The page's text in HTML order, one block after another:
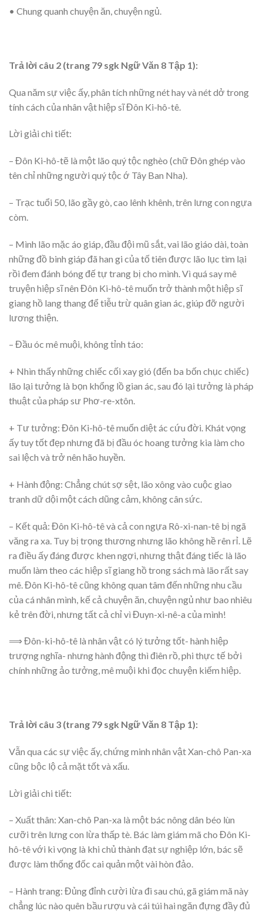
• Chung quanh chuyện ăn, chuyện ngủ.
Trả lời câu 2 (trang 79 sgk Ngữ Văn 8 Tập 1):
Qua năm sự việc ấy, phân tích những nét hay và nét dở trong
tính cách của nhân vật hiệp sĩ Đôn Ki-hô-tê.
Lời giải chi tiết:
– Đôn Ki-hô-tẽ là một lão quý tộc nghèo (chữ Đôn ghép vào
tên chỉ những người quý tộc ớ Tây Ban Nha).
– Trạc tuổi 50, lão gầy gò, cao lênh khênh, trên lưng con ngựa
còm.
– Mình lão mặc áo giáp, đầu đội mũ sắt, vai lão giáo dài, toàn
những đồ binh giáp đã han gi của tố tiên được lão lục tìm lại
rồi đem đánh bóng đế tự trang bị cho mình. Vì quá say mê
truyện hiệp sĩ nên Đôn Ki-hô-tê muốn trở thành một hiệp sĩ
giang hồ lang thang để tiễu trừ quân gian ác, giúp đỡ người
lương thiện.
– Đầu óc mê muội, không tỉnh táo:
+ Nhìn thấy những chiếc cối xay gió (đến ba bốn chục chiếc)
lão lại tưởng là bọn khổng lồ gian ác, sau đó lại tưởng là pháp
thuật của pháp sư Phơ-re-xtôn.
+ Tư tưởng: Đôn Ki-hô-tê muốn diệt ác cứu đời. Khát vọng
ấy tuy tốt đẹp nhưng đã bị đầu óc hoang tưởng kia làm cho
sai lệch và trở nên hão huyền.
+ Hành động: Chẳng chút sợ sệt, lão xông vào cuộc giao
tranh dữ dội một cách dũng cảm, không cân sức.
– Kết quả: Đôn Ki-hô-tê và cả con ngựa Rô-xi-nan-tê bị ngã
văng ra xa. Tuy bị trọng thương nhưng lão không hề rên rỉ. Lẽ
ra điều ấy đáng được khen ngợi, nhưng thật đáng tiếc là lão
muốn làm theo các hiệp sĩ giang hồ trong sách mà lão rất say
mê. Đôn Ki-hô-tê cũng không quan tâm đến những nhu cầu
của cá nhân mình, kế cả chuyện ăn, chuyện ngủ như bao nhiêu
kẻ trên đời, nhưng tất cả chỉ vì Đuyn-xi-nê-a của mình!
⟹ Đôn-ki-hô-tê là nhân vật có lý tưởng tốt- hành hiệp
trượng nghĩa- nhưng hành động thì điên rồ, phi thực tế bởi
chính những ảo tưởng, mê muội khi đọc chuyện kiếm hiệp.
Trả lời câu 3 (trang 79 sgk Ngữ Văn 8 Tập 1):
Vẫn qua các sự việc ấy, chứng minh nhân vật Xan-chô Pan-xa
cũng bộc lộ cả mặt tốt và xấu.
Lời giải chi tiết:
– Xuất thân: Xan-chô Pan-xa là một bác nông dân béo lùn
cưỡi trên lưng con lừa thấp tè. Bác làm giám mã cho Đôn Ki-
hô-tê với kì vọng là khi chủ thành đạt sự nghiệp lớn, bác sẽ
được làm thống đốc cai quản một vài hòn đảo.
– Hành trang: Đủng đỉnh cười lừa đi sau chú, gã giám mã này
chẳng lúc nào quên bầu rượu và cái túi hai ngăn đựng đầy đủ